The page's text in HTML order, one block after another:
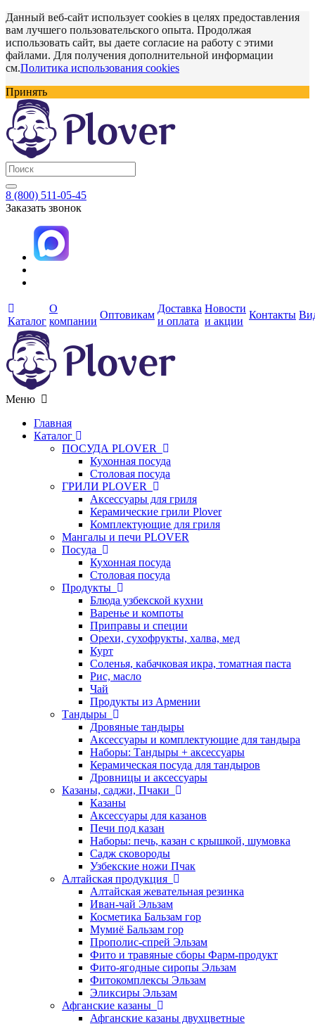
Данный веб-сайт использует cookies в целях предоставления
вам лучшего пользовательского опыта. Продолжая
использовать сайт, вы даете согласие на работу с этими
файлами. Для получения дополнительной информации
см.Политика использования cookies
Принять
8 (800) 511-05-45
Заказать звонок
Каталог
О
компании
Оптовикам
Доставка
и оплата
Новости
и акции
Контакты
Меню
Главная
Каталог
ПОСУДА PLOVER
Кухонная посуда
Столовая посуда
ГРИЛИ PLOVER
Аксессуары для гриля
Керамические грили Plover
Комплектующие для гриля
Мангалы и печи PLOVER
Посуда
Кухонная посуда
Столовая посуда
Продукты
Блюда узбекской кухни
Варенье и компоты
Приправы и специи
Орехи, сухофрукты, халва, мед
Курт
Соленья, кабачковая икра, томатная паста
Рис, масло
Чай
Продукты из Армении
Тандыры
Дровяные тандыры
Аксессуары и комплектующие для тандыра
Наборы: Тандыры + аксессуары
Керамическая посуда для тандыров
Дровницы и аксессуары
Казаны, саджи, Пчаки
Казаны
Аксессуары для казанов
Печи под казан
Наборы: печь, казан с крышкой, шумовка
Садж сковороды
Узбекские ножи Пчак
Алтайская продукция
Алтайская жевательная резинка
Иван-чай Эльзам
Косметика Бальзам гор
Мумиё Бальзам гор
Прополис-спрей Эльзам
Фито и травяные сборы Фарм-продукт
Фито-ягодные сиропы Эльзам
Фитокомплексы Эльзам
Эликсиры Эльзам
Афганские казаны
Афганские казаны двухцветные